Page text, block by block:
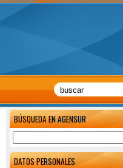
BÚSQUEDA EN AGENSUR
DATOS PERSONALES